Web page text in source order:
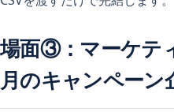
場面③：マーケテ
月のキャンペーン